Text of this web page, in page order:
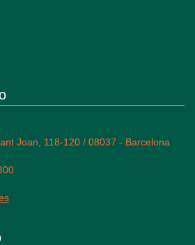
Joan, 118-120 / 08037 - Barcelona